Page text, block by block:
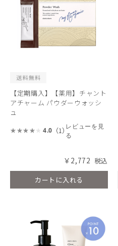
【定期購入】【薬用】チャント
アチャーム パウダーウォッシ
ュ
4.0 （1） レビューを見
る
￥2,772
カートに入れる